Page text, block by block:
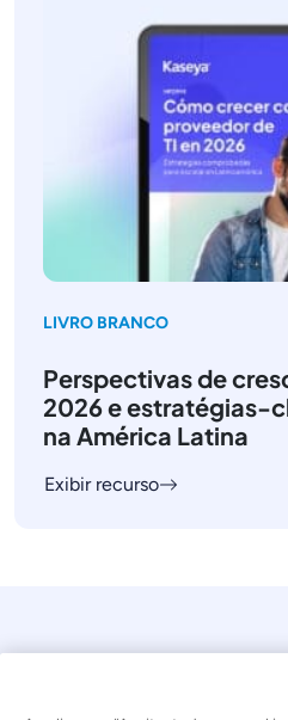
LIVRO BRANCO
Perspectivas de
2026 e estratégias-
na América Latina
Exibir recurso